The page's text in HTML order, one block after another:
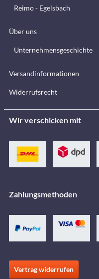
Reimo - Egelsbach
Über uns
Unternehmensgeschichte
Versandinformationen
Widerrufsrecht
Wir verschicken mit
Zahlungsmethoden
Vertrag widerrufen